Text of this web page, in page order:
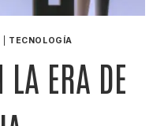
TECNOLOGÍA
ERA DE